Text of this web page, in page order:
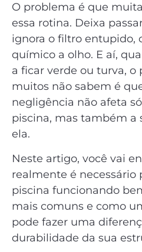
O problema é que
essa rotina. Deixa
ignora o filtro entupido,
químico a olho. E aí,
a ficar verde ou turva, o
muitos não sabem é
negligência não afeta
piscina, mas também a
ela.
Neste artigo, você vai
realmente é necessário
piscina funcionando
mais comuns e como
pode fazer uma
durabilidade da sua